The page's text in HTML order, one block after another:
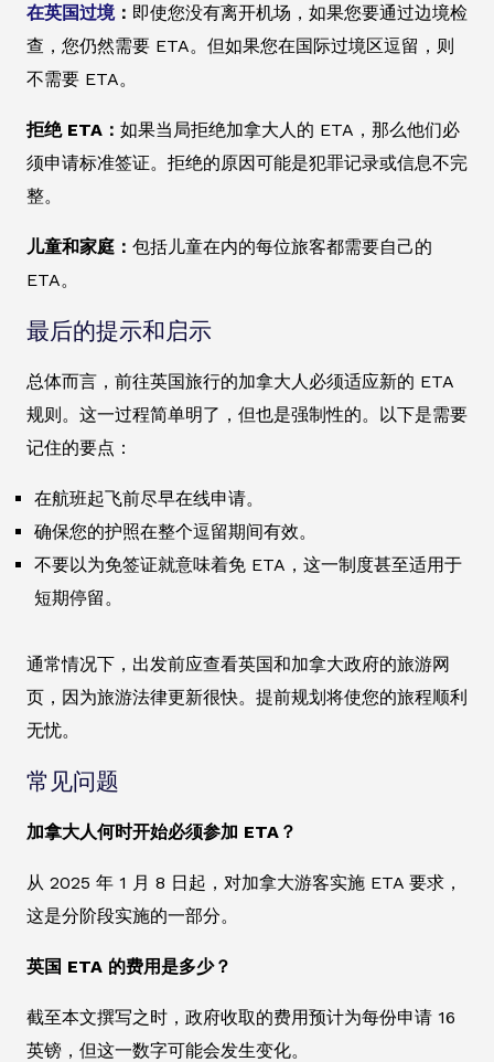
在英国过境： 即使您没有离开机场，如果您要通过边境检
查，您仍然需要 ETA。但如果您在国际过境区逗留，则
不需要 ETA。
拒绝 ETA： 如果当局拒绝加拿大人的 ETA，那么他们必
须申请标准签证。拒绝的原因可能是犯罪记录或信息不完
整。
儿童和家庭： 包括儿童在内的每位旅客都需要自己的
ETA。
最后的提示和启示
总体而言，前往英国旅行的加拿大人必须适应新的 ETA
规则。这一过程简单明了，但也是强制性的。以下是需要
记住的要点：
在航班起飞前尽早在线申请。
确保您的护照在整个逗留期间有效。
不要以为免签证就意味着免 ETA，这一制度甚至适用于
短期停留。
通常情况下，出发前应查看英国和加拿大政府的旅游网
页，因为旅游法律更新很快。提前规划将使您的旅程顺利
无忧。
常见问题
加拿大人何时开始必须参加 ETA？
从 2025 年 1 月 8 日起，对加拿大游客实施 ETA 要求，
这是分阶段实施的一部分。
英国 ETA 的费用是多少？
截至本文撰写之时，政府收取的费用预计为每份申请 16
英镑，但这一数字可能会发生变化。